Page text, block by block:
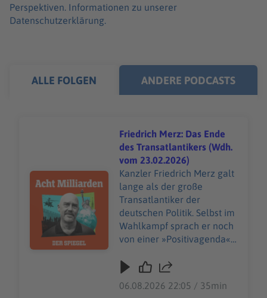
Perspektiven. Informationen zu unserer
Datenschutzerklärung.
ALLE FOLGEN ANDERE PODCASTS
Audiotitel - Friedrich Merz: Das Ende des
Friedrich Merz: Das Ende
des Transatlantikers (Wdh.
vom 23.02.2026)
Kanzler Friedrich Merz galt
lange als der große
Transatlantiker der
deutschen Politik. Selbst im
Wahlkampf sprach er noch
von einer »Positivagenda«
sogar mehr Freihandel,
Präsidenten kaum etwas
06.08.2026 22:05 / 35min